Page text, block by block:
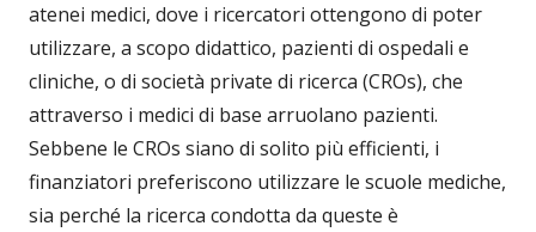
atenei medici, dove i ricercatori ottengono di poter
utilizzare, a scopo didattico, pazienti di ospedali e
cliniche, o di società private di ricerca (CROs), che
attraverso i medici di base arruolano pazienti.
Sebbene le CROs siano di solito più efficienti, i
finanziatori preferiscono utilizzare le scuole mediche,
sia perché la ricerca condotta da queste è